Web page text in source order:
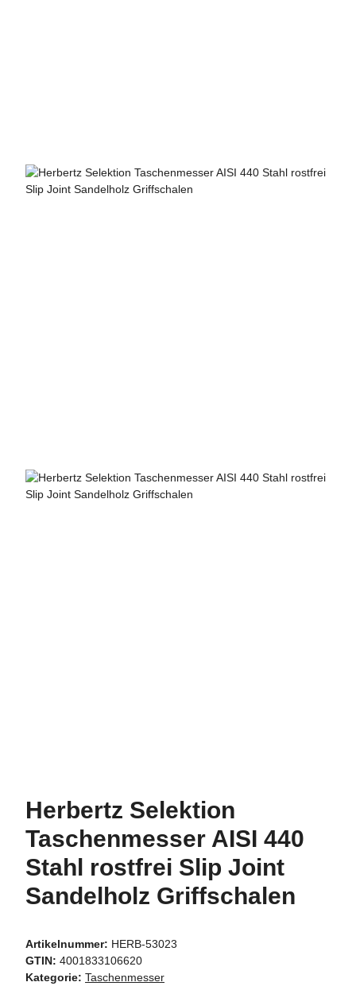
Herbertz Selektion
Taschenmesser AISI 440
Stahl rostfrei Slip Joint
Sandelholz Griffschalen
Artikelnummer: HERB-53023
GTIN: 4001833106620
Kategorie: Taschenmesser